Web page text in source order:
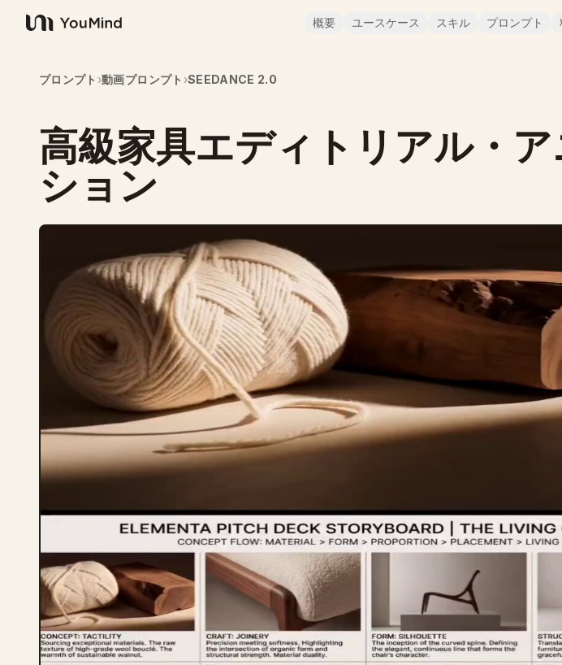
YouMind
概要 ユースケース スキル プロンプト
プロンプト ›動画プロンプト ›SEEDANCE 2.0
高級家具エディトリアル・
ション